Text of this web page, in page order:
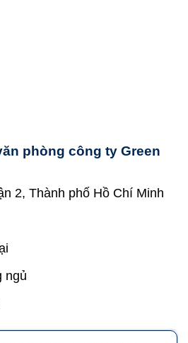
phòng công ty Green
2, Thành phố Hồ Chí Minh
ngủ